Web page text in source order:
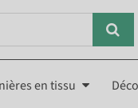
en tissu